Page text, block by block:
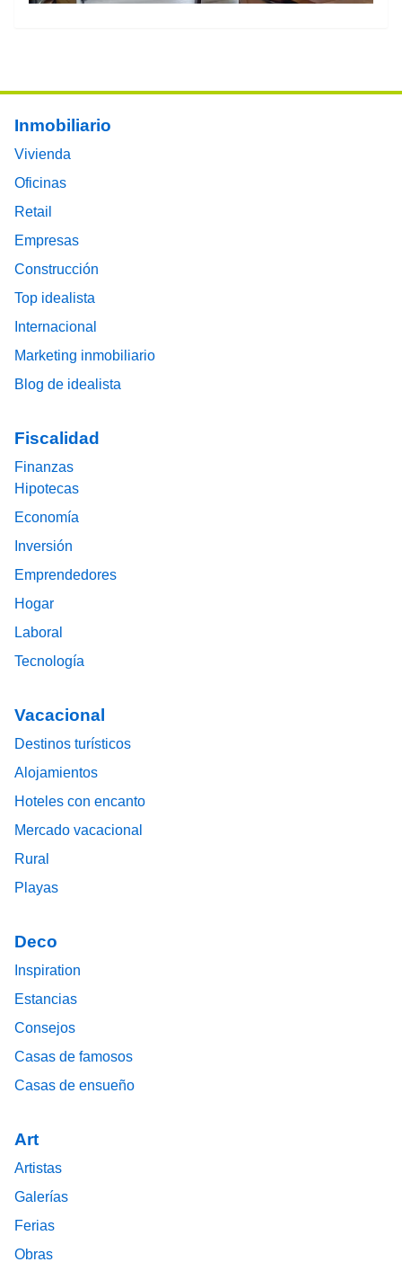
Footer main menu
Inmobiliario
Vivienda
Oficinas
Retail
Empresas
Construcción
Top idealista
Internacional
Marketing inmobiliario
Blog de idealista
Fiscalidad
Finanzas
Hipotecas
Economía
Inversión
Emprendedores
Hogar
Laboral
Tecnología
Vacacional
Destinos turísticos
Alojamientos
Hoteles con encanto
Mercado vacacional
Rural
Playas
Deco
Inspiration
Estancias
Consejos
Casas de famosos
Casas de ensueño
Art
Artistas
Galerías
Ferias
Obras